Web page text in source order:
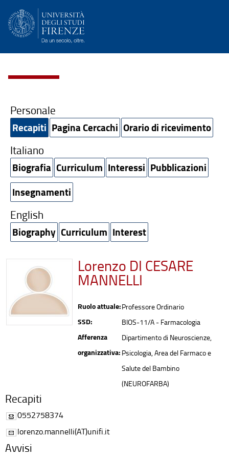
Personale
Recapiti Pagina Cercachi Orario di ricevimento
Italiano
Biografia Curriculum Interessi Pubblicazioni
Insegnamenti
English
Biography Curriculum Interest
Lorenzo DI CESARE
MANNELLI
Ruolo attuale:Professore Ordinario
SSD: BIOS-11/A - Farmacologia
Afferenza
organizzativa:
Dipartimento di Neuroscienze,
Psicologia, Area del Farmaco e
Salute del Bambino
(NEUROFARBA)
Recapiti
0552758374
lorenzo.mannelli(AT)unifi.it
Avvisi